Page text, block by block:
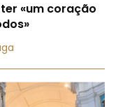
«um coração